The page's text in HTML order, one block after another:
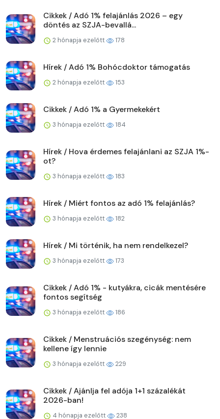
Cikkek / Adó 1% felajánlás 2026 – egy
döntés az SZJA-bevallá...
2 hónapja ezelőtt 178
Hírek / Adó 1% Bohócdoktor támogatás
2 hónapja ezelőtt 153
Cikkek / Adó 1% a Gyermekekért
3 hónapja ezelőtt 184
Hírek / Hova érdemes felajánlani az SZJA 1%-
ot?
3 hónapja ezelőtt 183
Hírek / Miért fontos az adó 1% felajánlás?
3 hónapja ezelőtt 182
Hírek / Mi történik, ha nem rendelkezel?
3 hónapja ezelőtt 173
Cikkek / Adó 1% - kutyákra, cicák mentésére
fontos segítség
3 hónapja ezelőtt 186
Cikkek / Menstruációs szegénység: nem
kellene így lennie
3 hónapja ezelőtt 229
Cikkek / Ajánlja fel adója 1+1 százalékát
2026-ban!
4 hónapja ezelőtt 238